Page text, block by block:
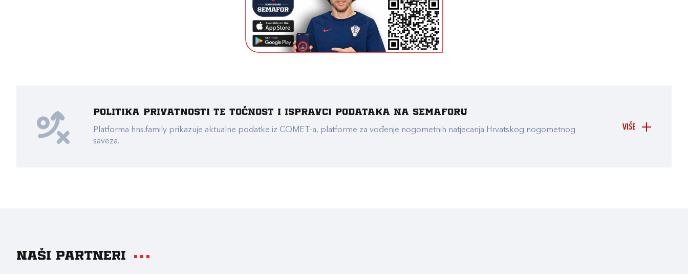
VIŠE
Politika privatnosti te točnost i ispravci podataka na Semaforu
Platforma hns.family prikazuje aktualne podatke iz COMET-a, platforme za vođenje nogometnih natjecanja Hrvatskog nogometnog
saveza.
Naši partneri